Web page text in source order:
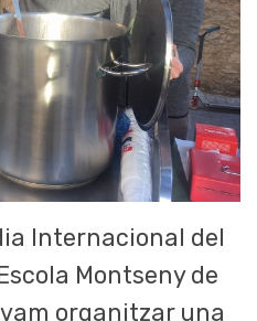
Internacional del
Montseny de
organitzar una